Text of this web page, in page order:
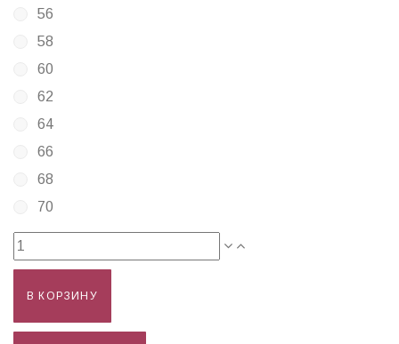
56
58
60
62
64
66
68
70
В КОРЗИНУ